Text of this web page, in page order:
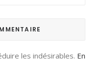
les indésirables. En